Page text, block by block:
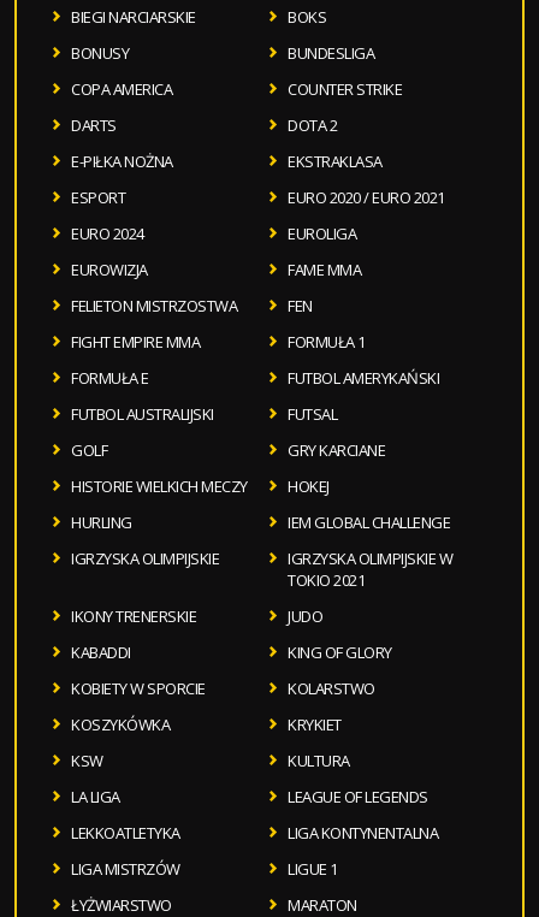
BIEGI NARCIARSKIE
BOKS
BONUSY
BUNDESLIGA
COPA AMERICA
COUNTER STRIKE
DARTS
DOTA 2
E-PIŁKA NOŻNA
EKSTRAKLASA
ESPORT
EURO 2020 / EURO 2021
EURO 2024
EUROLIGA
EUROWIZJA
FAME MMA
FELIETON MISTRZOSTWA
FEN
FIGHT EMPIRE MMA
FORMUŁA 1
FORMUŁA E
FUTBOL AMERYKAŃSKI
FUTBOL AUSTRALIJSKI
FUTSAL
GOLF
GRY KARCIANE
HISTORIE WIELKICH MECZY
HOKEJ
HURLING
IEM GLOBAL CHALLENGE
IGRZYSKA OLIMPIJSKIE
IGRZYSKA OLIMPIJSKIE W
TOKIO 2021
IKONY TRENERSKIE
JUDO
KABADDI
KING OF GLORY
KOBIETY W SPORCIE
KOLARSTWO
KOSZYKÓWKA
KRYKIET
KSW
KULTURA
LA LIGA
LEAGUE OF LEGENDS
LEKKOATLETYKA
LIGA KONTYNENTALNA
LIGA MISTRZÓW
LIGUE 1
ŁYŻWIARSTWO
MARATON